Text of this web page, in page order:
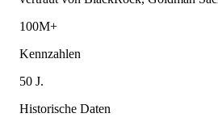
100M+
Kennzahlen
50 J.
Historische Daten